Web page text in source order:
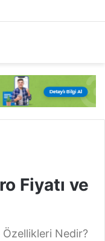
Fiyatı ve
Nedir?